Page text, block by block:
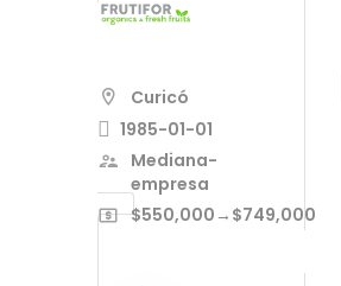
Curicó
1985-01-01
Mediana-
empresa
$550,000→$749,000